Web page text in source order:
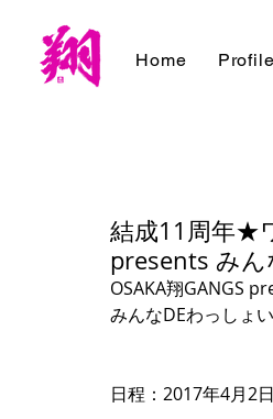
Home
結成11周年★
presents みん
OSAKA翔GANGS
みんなDEわっしょ
日程：2017年4月2